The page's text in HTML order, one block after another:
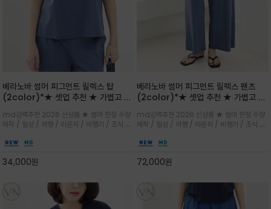
베라노바 썸머 피그먼트 릴렉스 탑
(2color)*★ 셋업 추천 ★ 가볍고 부
튼 소재로 완성
md강력추천 2026 신상품 ★ 썸머 한정 수량
제작 / 일상 / 여행 / 라운지 / 비행기 / 조식 /
그먼트로 제작되어 편하고 가볍게 후회없으실 아
34,000원
베라노바 썸머 피그먼트 릴렉스 팬츠
(2color)*★ 셋업 추천 ★ 가볍고 부
튼 소재로 완성
md강력추천 2026 신상품 ★ 썸머 한정 수량
제작 / 일상 / 여행 / 라운지 / 비행기 / 조식 /
그먼트로 제작되어 편하고 가볍게 후회없으실 아
72,000원